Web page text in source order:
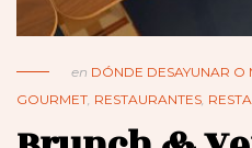
en DÓNDE DESAYUNAR
GOURMET RESTAURANTES